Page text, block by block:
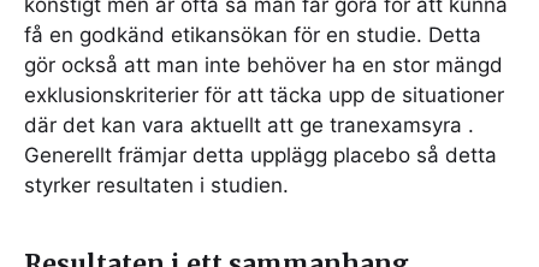
få en godkänd etikansökan för en studie. Detta
gör också att man inte behöver ha en stor mängd
exklusionskriterier för att täcka upp de situationer
där det kan vara aktuellt att ge tranexamsyra .
Generellt främjar detta upplägg placebo så detta
styrker resultaten i studien.